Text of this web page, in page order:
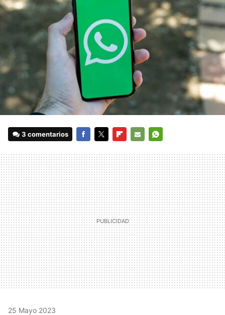
3 comentarios
MAIL
25 Mayo 2023